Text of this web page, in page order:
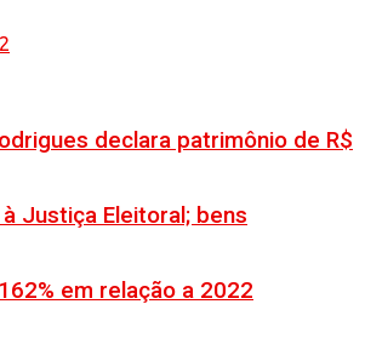
declara patrimônio de R$
Justiça Eleitoral; bens
em relação a 2022